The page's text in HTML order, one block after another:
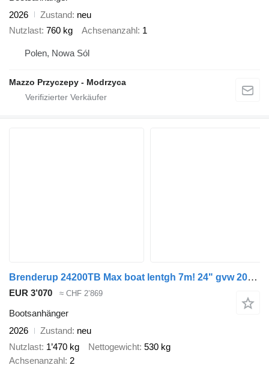
2026
Zustand neu
Nutzlast 760 kg Achsenanzahl 1
Polen, Nowa Sól
Mazzo Przyczepy - Modrzyca
Brenderup 24200TB Max boat lentgh 7m! 24" gvw 2000kg
EUR 3’070 ≈ CHF 2’869
Bootsanhänger
2026
Zustand neu
Nutzlast 1’470 kg Nettogewicht 530 kg
Achsenanzahl 2